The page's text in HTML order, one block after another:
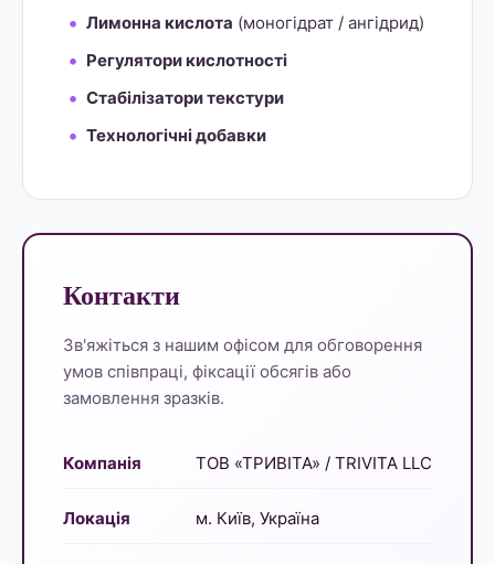
Лимонна кислота (моногідрат / ангідрид)
Регулятори кислотності
Стабілізатори текстури
Технологічні добавки
Контакти
Зв'яжіться з нашим офісом для обговорення
умов співпраці, фіксації обсягів або
замовлення зразків.
Компанія ТОВ «ТРИВІТА» / TRIVITA LLC
Локація м. Київ, Україна